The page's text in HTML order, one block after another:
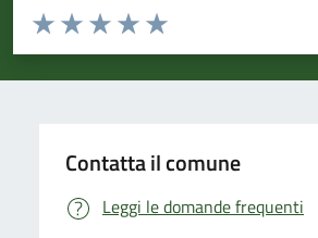
Valuta da 1 a 5 stelle la pagina
Valuta 5 stelle su 5
Valuta 4 stelle su 5
Valuta 3 stelle su 5
Valuta 2 stelle su 5
Valuta 1 stelle su 5
Contatta il comune
Leggi le domande frequenti